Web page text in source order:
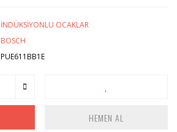
İNDÜKSİYONLU OCAKLAR
BOSCH
PUE611BB1E
HEMEN AL